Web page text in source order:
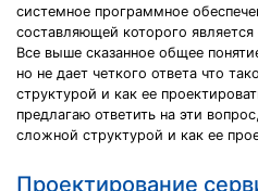
системное программное
составляющей которого
Все выше сказанное общее
но не дает четкого ответа что
структурой и как ее
предлагаю ответить на эти
сложной структурой и как ее
Проектирование